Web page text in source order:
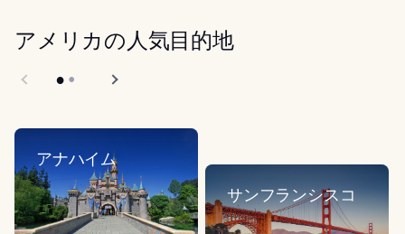
アメリカの人気目的地
アナハイム
サンフランシスコ